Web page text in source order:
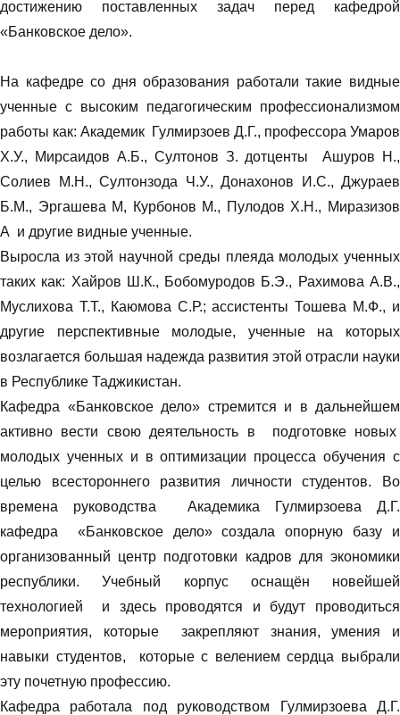
достижению поставленных задач перед кафедрой
«Банковское дело».
На кафедре со дня образования работали такие видные
ученные с высоким педагогическим профессионализмом
работы как: Академик Гулмирзоев Д.Г., профессора Умаров
Х.У., Мирсаидов А.Б., Султонов З. дотценты Ашуров Н.,
Солиев М.Н., Султонзода Ч.У., Донахонов И.С., Джураев
Б.М., Эргашева М, Курбонов М., Пулодов Х.Н., Миразизов
А и другие видные ученные.
Выросла из этой научной среды плеяда молодых ученных
таких как: Хайров Ш.К., Бобомуродов Б.Э., Рахимова А.В.,
Муслихова Т.Т., Каюмова С.Р.; ассистенты Тошева М.Ф., и
другие перспективные молодые, ученные на которых
возлагается большая надежда развития этой отрасли науки
в Республике Таджикистан.
Кафедра «Банковское дело» стремится и в дальнейшем
активно вести свою деятельность в подготовке новых
молодых ученных и в оптимизации процесса обучения с
целью всестороннего развития личности студентов. Во
времена руководства Академика Гулмирзоева Д.Г.
кафедра «Банковское дело» создала опорную базу и
организованный центр подготовки кадров для экономики
республики. Учебный корпус оснащён новейшей
технологией и здесь проводятся и будут проводиться
мероприятия, которые закрепляют знания, умения и
навыки студентов, которые с велением сердца выбрали
эту почетную профессию.
Кафедра работала под руководством Гулмирзоева Д.Г.